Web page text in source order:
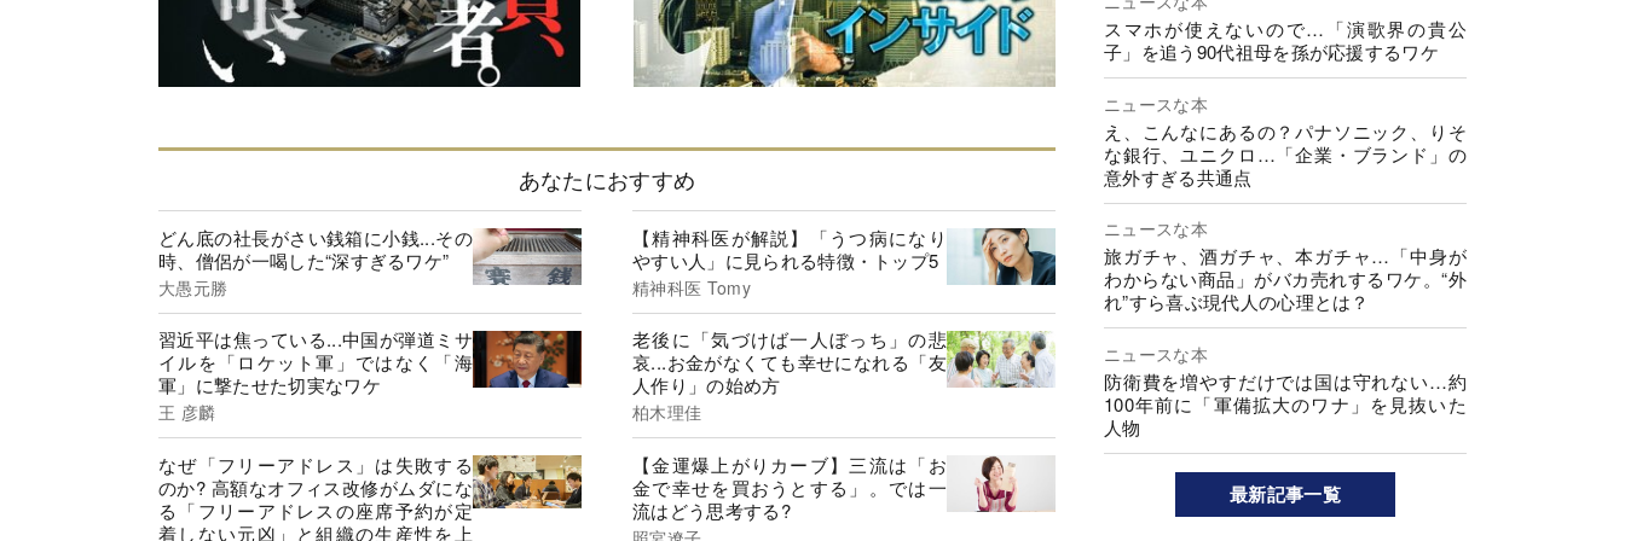
あなたにおすすめ
どん底の社長がさい銭箱に小銭...その
時、僧侶が一喝した“深すぎるワケ”
大愚元勝
【精神科医が解説】「うつ病になり
やすい人」に見られる特徴・トップ5
精神科医 Tomy
習近平は焦っている...中国が弾道ミサ
イルを「ロケット軍」ではなく「海
軍」に撃たせた切実なワケ
王 彦麟
老後に「気づけば一人ぼっち」の悲
哀...お金がなくても幸せになれる「友
人作り」の始め方
柏木理佳
なぜ「フリーアドレス」は失敗する
のか? 高額なオフィス改修がムダにな
る「フリーアドレスの座席予約が定
着しない元凶」と組織の生産性を上
【金運爆上がりカーブ】三流は「お
金で幸せを買おうとする」。では一
流はどう思考する?
スマホが使えないので…「演歌界の貴公
子」を追う90代祖母を孫が応援するワケ
ニュースな本
え、こんなにあるの？パナソニック、りそ
な銀行、ユニクロ…「企業・ブランド」の
意外すぎる共通点
ニュースな本
旅ガチャ、酒ガチャ、本ガチャ…「中身が
わからない商品」がバカ売れするワケ。“外
れ”すら喜ぶ現代人の心理とは？
ニュースな本
防衛費を増やすだけでは国は守れない…約
100年前に「軍備拡大のワナ」を見抜いた
人物
最新記事一覧